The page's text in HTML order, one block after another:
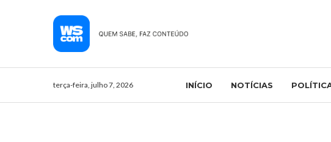
terça-feira, julho 7, 2026 INÍCIO NOTÍCIAS